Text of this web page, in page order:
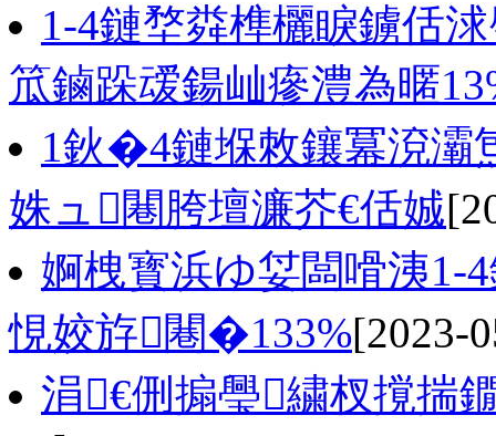
1-4鏈堥粦榫欐睙鐪佸
笟鏀跺叆鍚屾瘮澧為暱
1鈥�4鏈堢敇鑲冪渷灞
姝ュ闀胯壇濂芥€佸娍
婀栧寳浜ゆ姇闆嗗洟1-
悓姣斿闀�133%[2023-
涓€侀搧璺繍杈撹揣